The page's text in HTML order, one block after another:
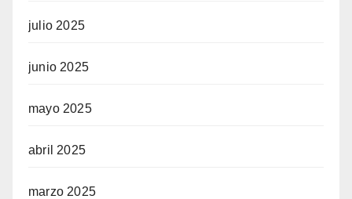
julio 2025
junio 2025
mayo 2025
abril 2025
marzo 2025